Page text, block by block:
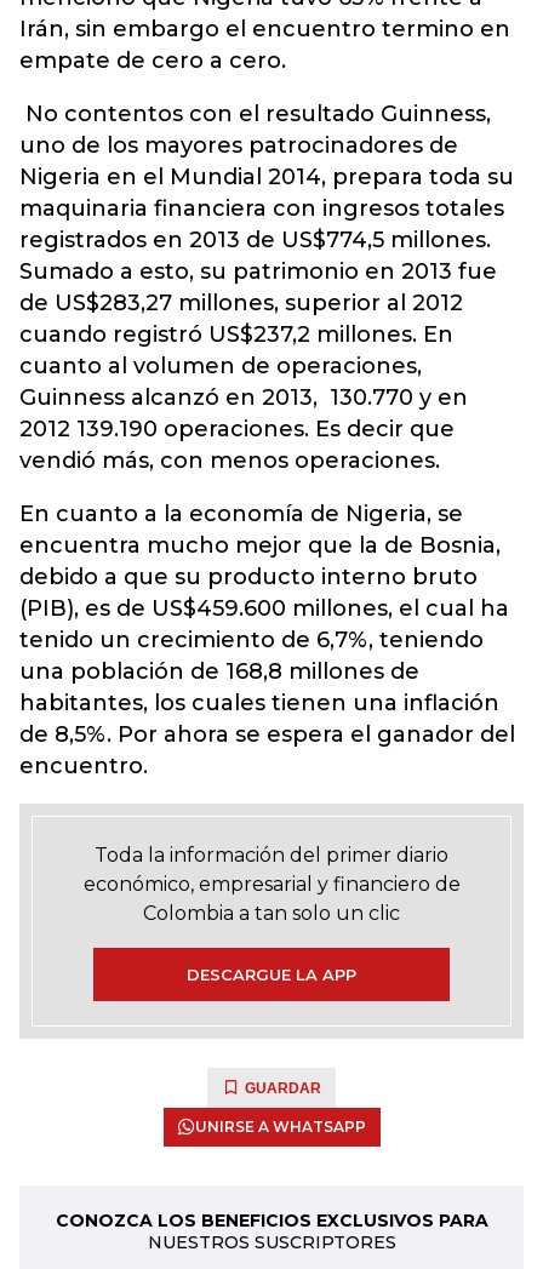
Irán, sin embargo el encuentro termino en
empate de cero a cero.
No contentos con el resultado Guinness,
uno de los mayores patrocinadores de
Nigeria en el Mundial 2014, prepara toda su
maquinaria financiera con ingresos totales
registrados en 2013 de US$774,5 millones.
Sumado a esto, su patrimonio en 2013 fue
de US$283,27 millones, superior al 2012
cuando registró US$237,2 millones. En
cuanto al volumen de operaciones,
Guinness alcanzó en 2013, 130.770 y en
2012 139.190 operaciones. Es decir que
vendió más, con menos operaciones.
En cuanto a la economía de Nigeria, se
encuentra mucho mejor que la de Bosnia,
debido a que su producto interno bruto
(PIB), es de US$459.600 millones, el cual ha
tenido un crecimiento de 6,7%, teniendo
una población de 168,8 millones de
habitantes, los cuales tienen una inflación
de 8,5%. Por ahora se espera el ganador del
encuentro.
Toda la información del primer diario
económico, empresarial y financiero de
Colombia a tan solo un clic
DESCARGUE LA APP
GUARDAR
UNIRSE A WHATSAPP
CONOZCA LOS BENEFICIOS EXCLUSIVOS PARA
NUESTROS SUSCRIPTORES